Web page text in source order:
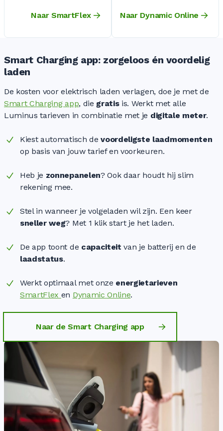
Naar SmartFlex Naar Dynamic Online
Smart Charging app: zorgeloos én voordelig
laden
De kosten voor elektrisch laden verlagen, doe je met de
Smart Charging app, die gratisis. Werkt met alle
Luminus tarieven in combinatie met je digitale meter.
Kiest automatisch devoordeligste laadmomenten
op basis van jouw tarief en voorkeuren.
Heb je zonnepanelen? Ook daar houdt hij slim
rekening mee.
Stel in wanneer je volgeladen wil zijn. Een keer
sneller weg? Met 1 klik start je het laden.
De app toont de capaciteitvan je batterij en de
laadstatus.
Werkt optimaal met onze energietarieven
SmartFlex en Dynamic Online.
Naar de Smart Charging app